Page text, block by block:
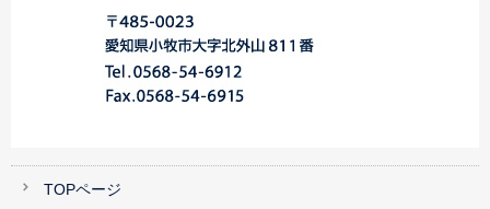
TOPページ